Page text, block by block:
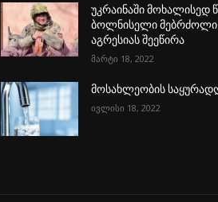
უკრაინაში მოხალისედ
ბოლნისელი
აგრესიას შეეწირა
მარტი 18, 2022
მოსახლეობის
ივლისი 18, 2022